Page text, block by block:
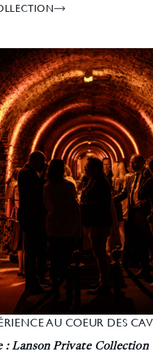
AU COEUR DES
: Lanson Private Collection